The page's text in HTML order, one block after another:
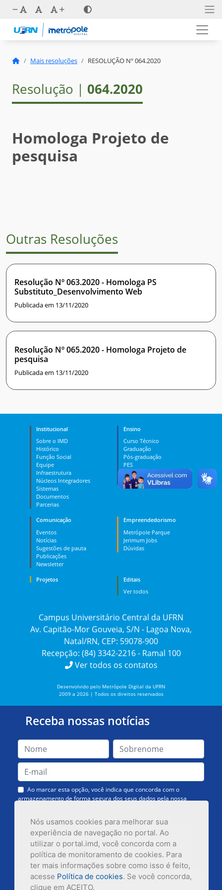
Nós usamos cookies para melhorar sua
experiência de navegação no portal. Ao
utilizar o portal.imd, você concorda com a
política de monitoramento de cookies. Para
ter mais informações sobre como isso é feito,
acesse Política de cookies. Se você concorda,
clique em ACEITO.
Mais resoluções RESOLUÇÃO Nº 064.2020
Resolução | 064.2020
Homologa Projeto de
pesquisa
Outras Resoluções
Resolução Nº 063.2020 - Homologa PS
Substituto_Desenvolvimento Web
Publicada em 13/11/2020
Resolução Nº 065.2020 - Homologa Projeto de
pesquisa
Publicada em 13/11/2020
Institucional
Sobre o IMD
Histórico
Função Social
Equipe
Infraestrutura
Núcleos Integradores
Sistemas
Documentos
Parcerias
Ensino
Curso Técnico
Graduação
Pós-graduação
PES
MOOC
Dúvidas
Comunicação
Eventos
Notícias
Sugestões de pauta
Publicações
Newsletter
Empreendedorismo
Metrópole Parque
Jerimum Jobs
Dúvidas
Projetos
Editais
Ver todos
Campus Universitário Central da UFRN
Av. Capitão-Mor Gouveia, S/N - Lagoa Nova,
Natal/RN, CEP: 59078-900
Recepção: (84) 3342-2216 - Ramal 100
Ver todos os contatos
Desenvolvido pelo Metrópole Digital da UFRN
2009 a 2026 | Todos os direitos reservados
Receba nossas notícias
Ao marcar esta opção, você indica que concorda com o
armazenamento de forma segura dos seus dados pela nossa
Inscrever-se